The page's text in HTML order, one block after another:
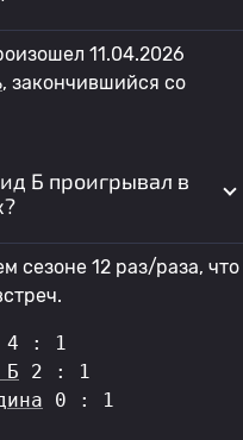
11.04.2026
, закончившийся со
Б проигрывал в
сезоне 12 раз/раза, что
4 : 1
Б 2 : 1
0 : 1